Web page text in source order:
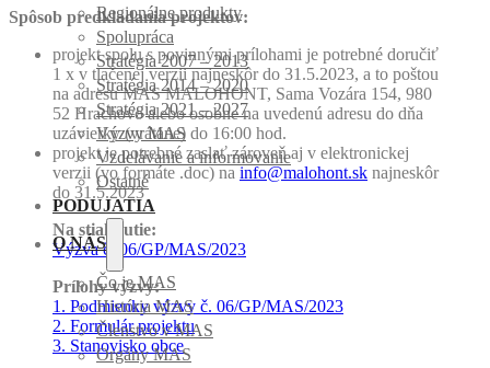
Regionálne produkty
Spolupráca
Stratégia 2007 – 2013
Stratégia 2014 – 2020
Stratégia 2021 – 2027
Výzvy MAS
Vzdelávanie a informovanie
Ostatné
PODUJATIA
O NÁS
Čo je MAS
História MAS
Členstvo v MAS
Orgány MAS
Spôsob predkladania projektov:
projekt spolu s povinnými prílohami je potrebné doručiť
1 x v tlačenej verzii najneskôr do 31.5.2023, a to poštou
na adresu MAS MALOHONT, Sama Vozára 154, 980
52 Hrachovo alebo osobne na uvedenú adresu do dňa
uzávierky (vrátane) do 16:00 hod.
projekt je potrebné zaslať zároveň aj v elektronickej
verzii (vo formáte .doc) na info@malohont.sk najneskôr
do 31.5.2023
Na stiahnutie:
Výzva č. 06/GP/MAS/2023
Prílohy výzvy:
1. Podmienky výzvy č. 06/GP/MAS/2023
2. Formulár projektu
3. Stanovisko obce